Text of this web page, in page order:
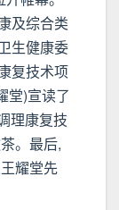
及综合类
生健康委
复技术项
堂)宣读了
理康复技
。最后,
耀堂先